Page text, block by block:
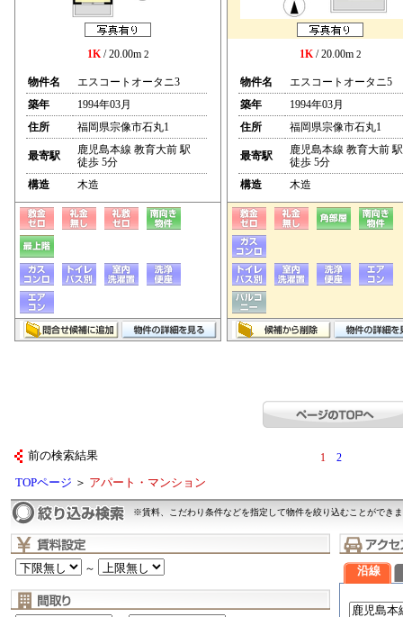
1K/ 20.00m 2
物件名
エスコートオータニ3
築年
1994年03月
住所
福岡県宗像市石丸1
最寄駅
鹿児島本線 教育大前 駅
徒歩 5分
構造
木造
1K/ 20.00m 2
物件名
エスコートオータニ5
築年
1994年03月
住所
福岡県宗像市石丸1
最寄駅
鹿児島本線 教育大前 駅
徒歩 5分
構造
木造
前の検索結果 1 2
TOPページ ＞ アパート・マンション
※賃料、こだわり条件などを指定して物件を絞り込むことができ
～ 沿線